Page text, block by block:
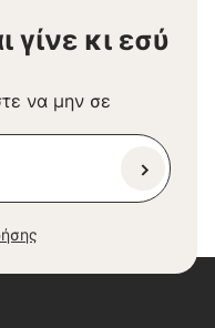
γίνε κι εσύ
να μην σε